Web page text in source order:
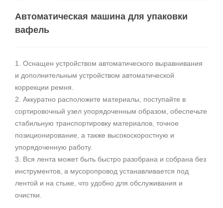
Автоматическая машина для упаковки
вафель
1. Оснащен устройством автоматического выравнивания
и дополнительным устройством автоматической
коррекции ремня.
2. Аккуратно расположите материалы, поступайте в
сортировочный узел упорядоченным образом, обеспечьте
стабильную транспортировку материалов, точное
позиционирование, а также высокоскоростную и
упорядоченную работу.
3. Вся лента может быть быстро разобрана и собрана без
инструментов, а мусоропровод устанавливается под
лентой и на стыке, что удобно для обслуживания и
очистки.